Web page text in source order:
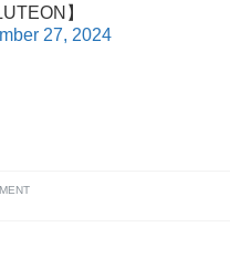
】
27, 2024